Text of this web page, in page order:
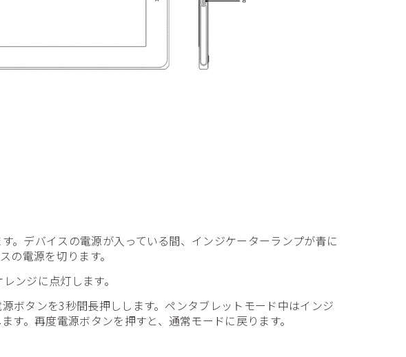
。デバイスの電源が入っている間、インジケーターランプが青に
の電源を切ります。
ンジに点灯します。
ボタンを3秒間長押しします。ペンタブレットモード中はインジ
。再度電源ボタンを押すと、通常モードに戻ります。